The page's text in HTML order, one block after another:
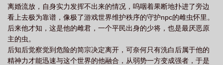
离婚流放，自身实力发挥不出来的情况，呜咽着果断地扑进了旁边
看上去极为靠谱，像极了游戏世界维护秩序的守护npc的雌虫怀里。
后来他才知，这是他的雌君，一个平民出身的少将，也是最厌恶原
主的虫。
后知后觉察觉到危险的简宗决定离开，可奈何只有洗白后属于他的
精神力才能迅速与这个世界的他融合，从弱势一方变成强者，于是